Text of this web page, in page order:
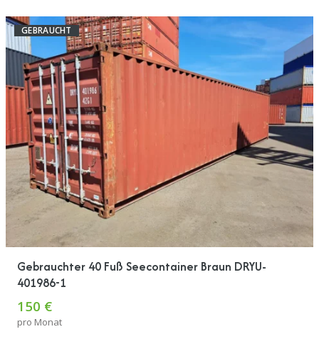
GEBRAUCHT
Gebrauchter 40 Fuß Seecontainer Braun DRYU-
401986-1
150 €
pro Monat